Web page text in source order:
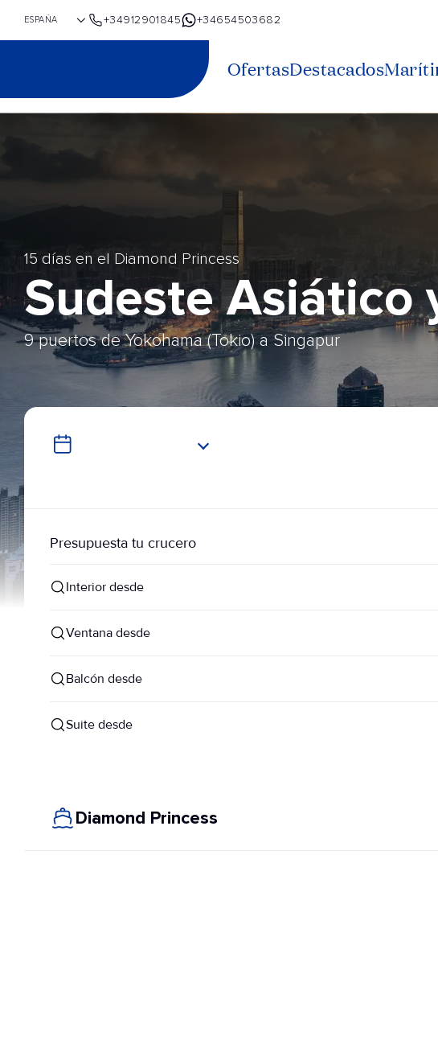
+34912901845 +34654503682
OfertasDestacados
15 días en el Diamond Princess
Sudeste Asiático
9 puertos de Yokohama (Tokio) a Singapur
Presupuesta tu crucero
Interior desde
Ventana desde
Balcón desde
Suite desde
Diamond Princess